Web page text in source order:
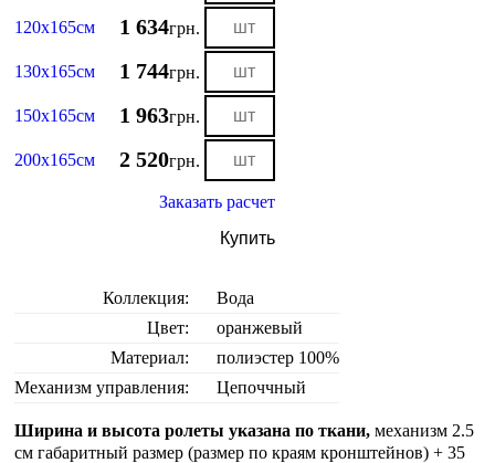
120х165см 1 634грн.
130х165см 1 744грн.
150х165см 1 963грн.
200х165см 2 520грн.
Заказать расчет
Купить
Коллекция:
Вода
Цвет:
оранжевый
Материал:
полиэстер 100%
Механизм управления:
Цепоччный
Ширина и высота ролеты указана по ткани,механизм 2.5
см габаритный размер (размер по краям кронштейнов) + 35